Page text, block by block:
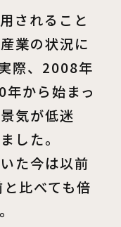
されること
業の状況に
際、2008年
から始まっ
気が低迷
した。
た今は以前
比べても倍